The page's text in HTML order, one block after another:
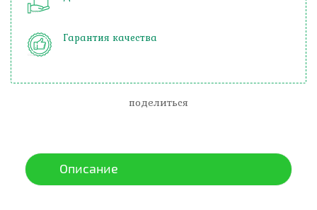
Гарантия качества
поделиться
Описание